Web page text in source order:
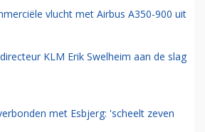
vlucht met Airbus A350-900 uit
KLM Erik Swelheim aan de slag
met Esbjerg: 'scheelt zeven